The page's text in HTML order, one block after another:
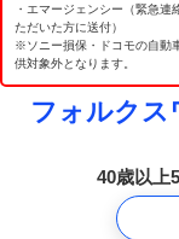
・エマージェンシー（緊急
ただいた方に送付）
※ソニー損保・ドコモの自動
供対象外となります。
フォルクス
40歳以上